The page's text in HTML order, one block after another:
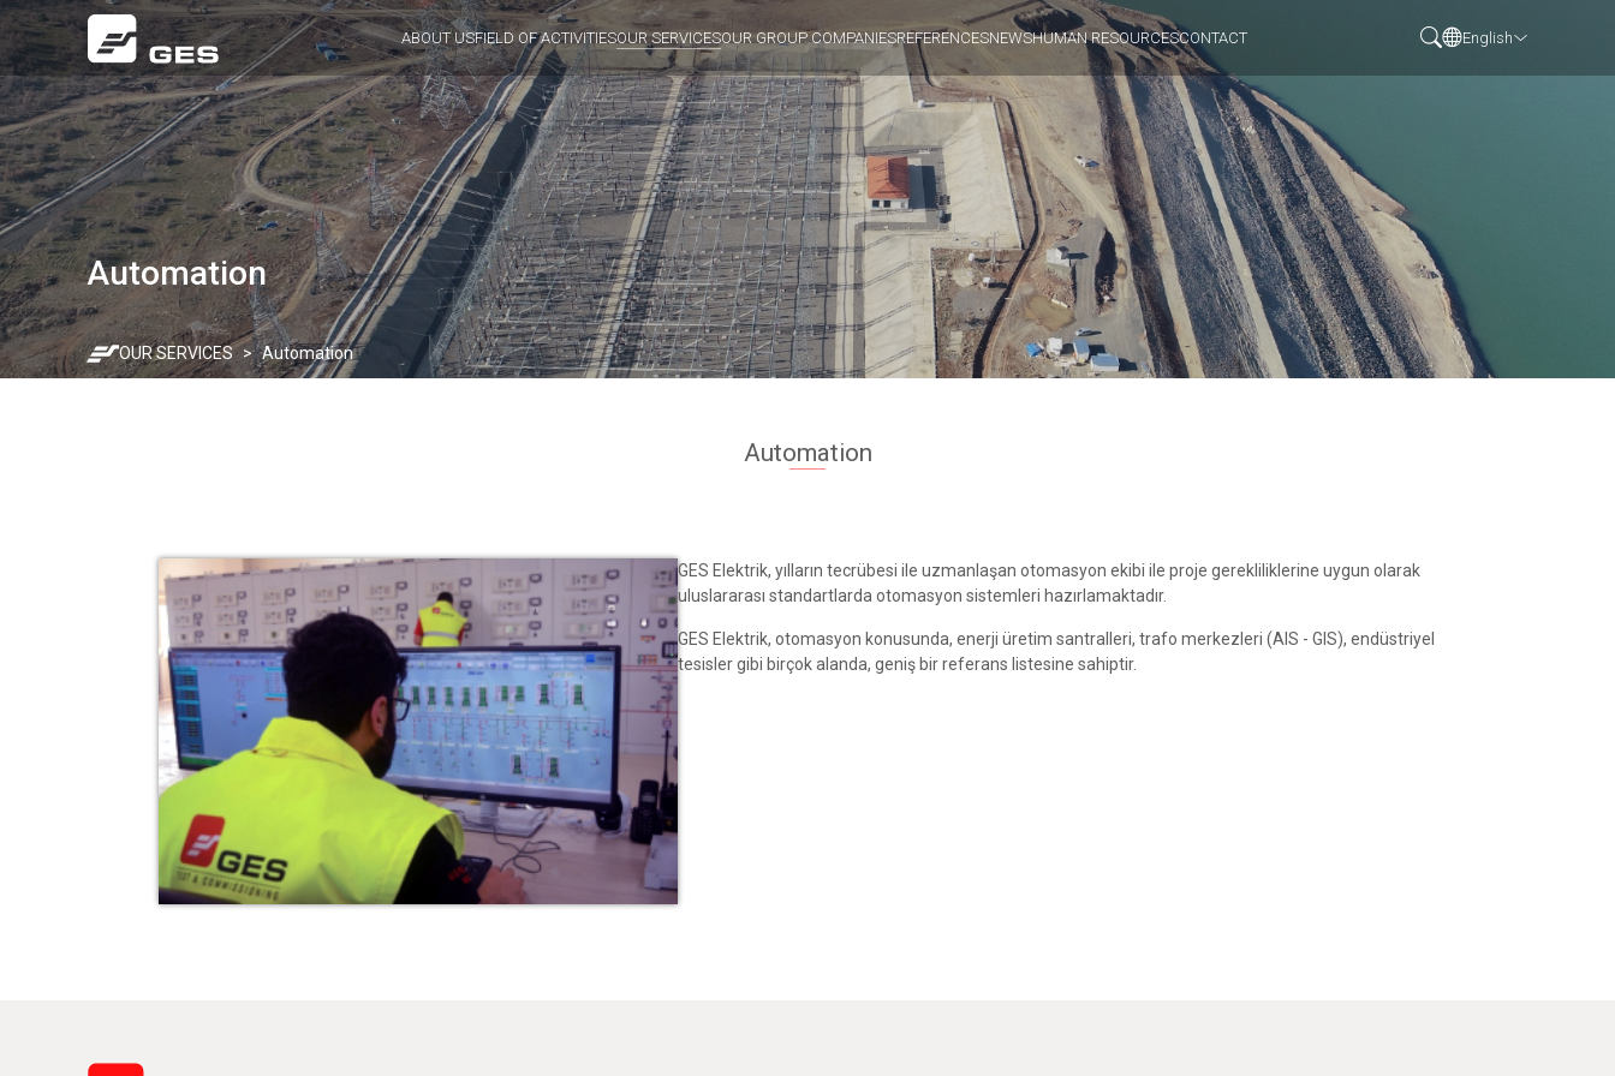
ABOUT USFIELD OF ACTIVITIESOUR SERVICESOUR GROUP COMPANIESREFERENCESNEWSHUMAN RESOURCESCONTACT English
Automation
OUR SERVICES Automation
Automation
GES Elektrik, yılların tecrübesi ile uzmanlaşan otomasyon ekibi ile proje gerekliliklerine uygun olarak
uluslararası standartlarda otomasyon sistemleri hazırlamaktadır.
GES Elektrik, otomasyon konusunda, enerji üretim santralleri, trafo merkezleri (AIS - GIS), endüstriyel
tesisler gibi birçok alanda, geniş bir referans listesine sahiptir.